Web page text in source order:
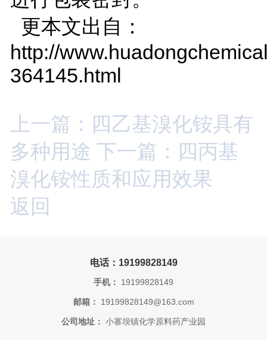
更本文出自：
http://
364145.html
上一篇：四乙基溴化铵具有
多种用途 下一篇：四丙基
溴化铵性质和应用效果
返回
电话：19199828149
手机： 19199828149
邮箱： 19199828149@163.com
公司地址： 小寨坝镇化学原料药产业园